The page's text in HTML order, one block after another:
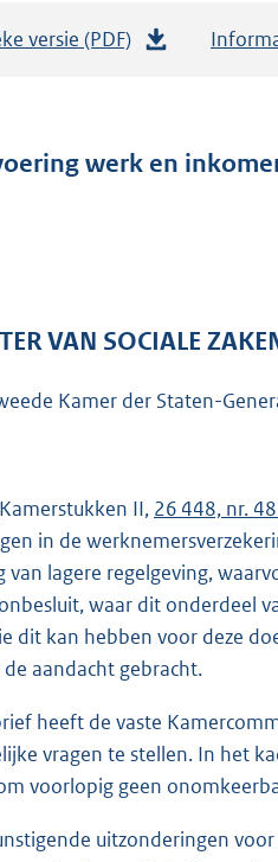
versie (PDF)
a
r
o
:
4
1
K
b
werk en
VAN SOCIALE
Kamer der Staten-
II, 26 448, nr.
in de
van lagere regelgeving,
waar dit onderdeel
dit kan hebben voor deze
aandacht gebracht.
heeft de vaste
vragen te stellen. In het
voorlopig geen
uitzonderingen